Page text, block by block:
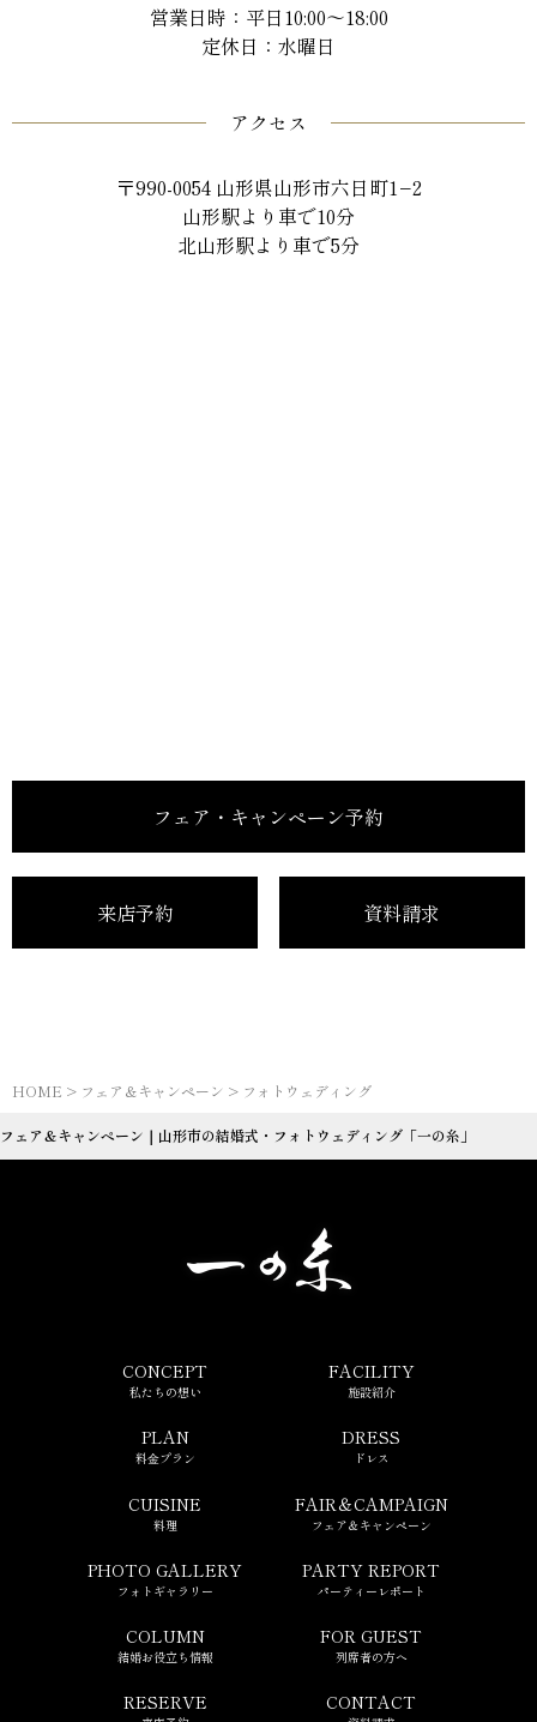
営業日時：平日10:00～18:00
定休日：水曜日
アクセス
〒990-0054 山形県山形市六日町1−2
山形駅より車で10分
北山形駅より車で5分
フェア・キャンペーン予約
来店予約 資料請求
HOME > フェア＆キャンペーン > フォトウェディング
フェア＆キャンペーン｜山形市の結婚式・フォトウェディング「一の糸」
CONCEPT
私たちの想い
FACILITY
施設紹介
PLAN
料⾦プラン
DRESS
ドレス
CUISINE
料理
FAIR＆CAMPAIGN
フェア＆キャンペーン
PHOTO GALLERY
フォトギャラリー
PARTY REPORT
パーティーレポート
COLUMN
結婚お役立ち情報
FOR GUEST
列席者の方へ
RESERVE CONTACT